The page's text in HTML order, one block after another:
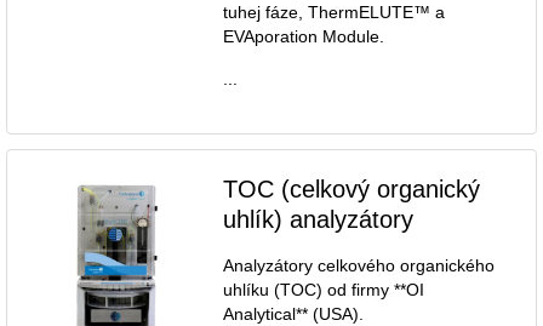
tuhej fáze, ThermELUTE™ a
EVAporation Module.
TOC (celkový organický
uhlík) analyzátory
Analyzátory celkového organického
uhlíku (TOC) od firmy **OI
Analytical** (USA).